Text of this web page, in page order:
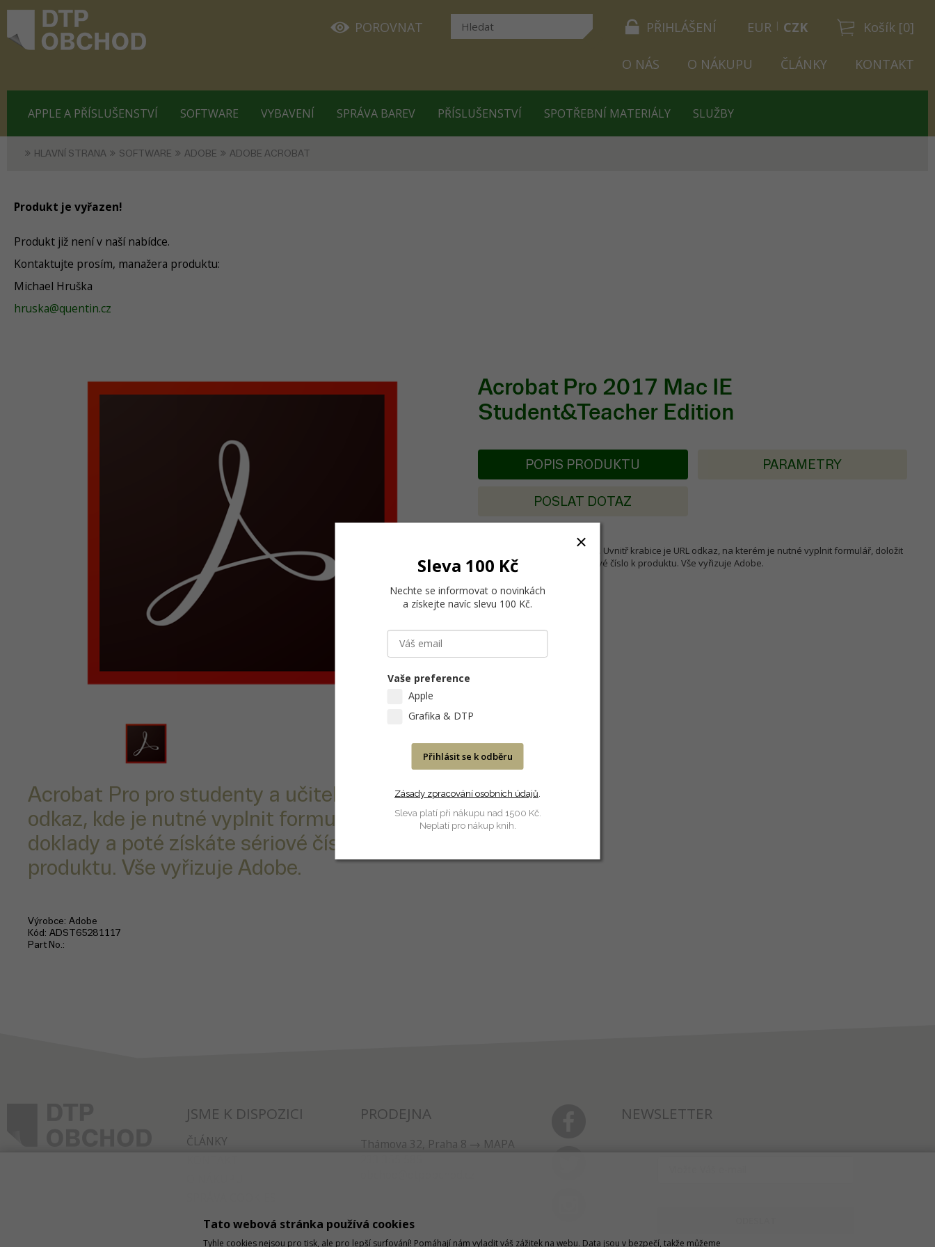
PŘIHLÁŠENÍ Košík [0]
POROVNAT EUR CZK
O NÁS O NÁKUPU ČLÁNKY KONTAKT
APPLE A PŘÍSLUŠENSTVÍ SOFTWARE VYBAVENÍ SPRÁVA BAREV PŘÍSLUŠENSTVÍ SPOTŘEBNÍ MATERIÁLY SLUŽBY
HLAVNÍ STRANA SOFTWARE ADOBE ADOBE ACROBAT
Produkt je vyřazen!
Produkt již není v naší nabídce.
Kontaktujte prosím, manažera produktu:
Michael Hruška
hruska@quentin.cz
Acrobat Pro 2017 Mac IE
Student&Teacher Edition
Acrobat Pro pro studenty a učitele. Obsahuje
odkaz, kde je nutné vyplnit formulář, doložit
doklady a poté získáte sériové číslo k
produktu. Vše vyřizuje Adobe.
Výrobce Adobe
Kód ADST65281117
Part No.
POPIS PRODUKTU PARAMETRY
POSLAT DOTAZ
Pouze pro studenty a učitele. Uvnitř krabice je URL odkaz, na kterém je nutné vyplnit formulář, doložit
doklady a poté získáte sériové číslo k produktu. Vše vyřizuje Adobe.
JSME K DISPOZICI
ČLÁNKY
PRODEJNA
Thámova 32, Praha 8
MAPA
NEWSLETTER
Tato webová stránka používá cookies
Tyhle cookies nejsou pro tisk, ale pro lepší surfování! Pomáhají nám vyladit váš zážitek na webu. Data jsou v bezpečí, takže můžeme
Sleva 100 Kč
Nechte se informovat o novinkách
a získejte navíc slevu 100 Kč.
Vaše preference
Apple
Grafika & DTP
Přihlásit se k odběru
Zásady zpracování osobních údajů.
Sleva platí při nákupu nad 1500 Kč.
Neplatí pro nákup knih.